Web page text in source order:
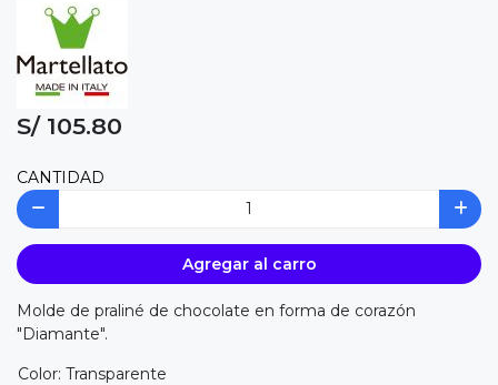
S/ 105.80
CANTIDAD
Agregar al carro
Molde de praliné de chocolate en forma de corazón
"Diamante".
Color: Transparente